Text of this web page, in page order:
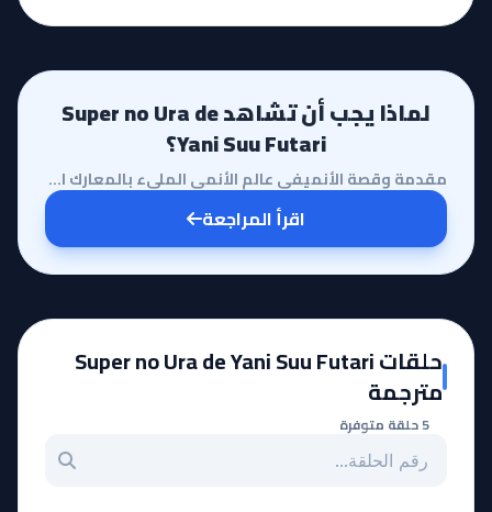
لماذا يجب أن تشاهد Super no Ura de
Yani Suu Futari؟
مقدمة وقصة الأنميفي عالم الأنمي المليء بالمعارك الملحمية والقوى الخارقة، يبرز أنمي Super no Ura de Y...
اقرأ المراجعة
حلقات Super no Ura de Yani Suu Futari
مترجمة
5 حلقة متوفرة
بحث عن حلقة بالرقم